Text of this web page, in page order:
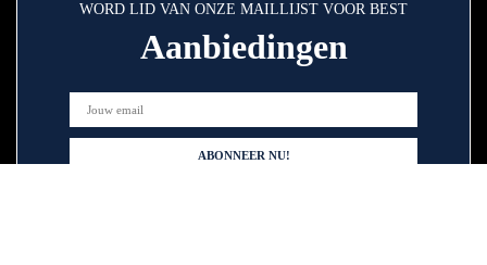
WORD LID VAN ONZE MAILLIJST VOOR BEST
Aanbiedingen